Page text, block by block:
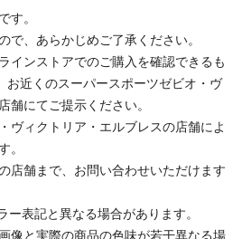
す。
、あらかじめご了承ください。
インストアでのご購入を確認できるも
近くのスーパースポーツゼビオ・ヴ
舗にてご提示ください。
ィクトリア・エルブレスの店舗によ
。
店舗まで、お問い合わせいただけます
表記と異なる場合があります。
像と実際の商品の色味が若干異なる場